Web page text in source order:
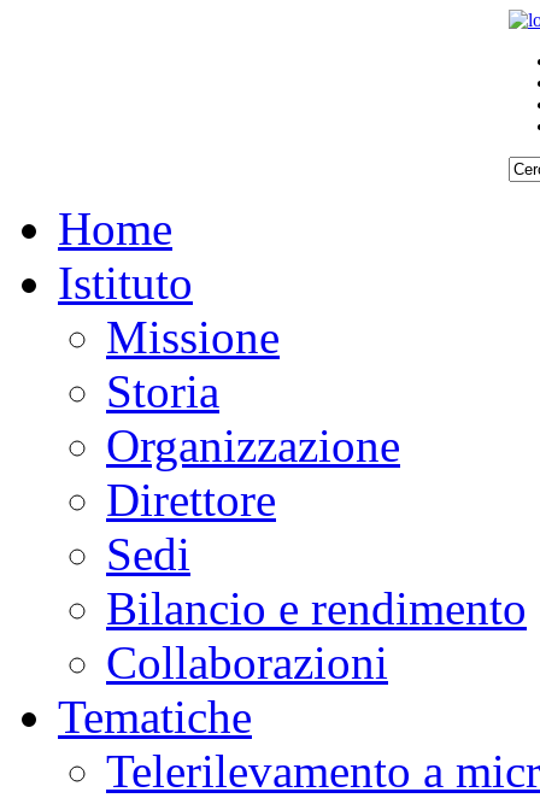
Home
Istituto
Missione
Storia
Organizzazione
Direttore
Sedi
Bilancio e rendimento
Collaborazioni
Tematiche
Telerilevamento a